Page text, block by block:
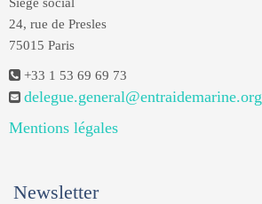
24, rue de Presles
75015 Paris
+33 1 53 69 69 73
delegue.general@entraidemarine.org
Mentions légales
Newsletter